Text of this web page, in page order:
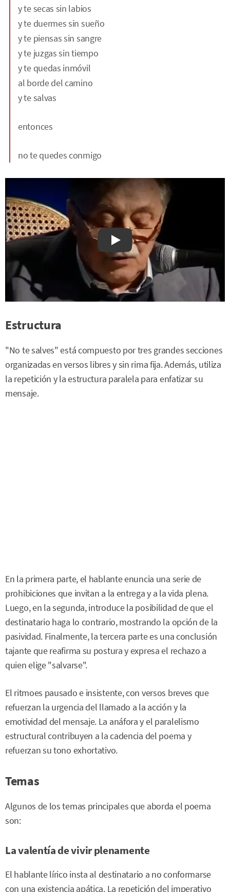
y te secas sin labios
y te duermes sin sueño
y te piensas sin sangre
y te juzgas sin tiempo
y te quedas inmóvil
al borde del camino
y te salvas
entonces
no te quedes conmigo
Watch on YouTube
Estructura
"No te salves" está compuesto por tres grandes secciones
organizadas en versos libres y sin rima fija. Además, utiliza
la repetición y la estructura paralela para enfatizar su
mensaje.
En la primera parte, el hablante enuncia una serie de
prohibiciones que invitan a la entrega y a la vida plena.
Luego, en la segunda, introduce la posibilidad de que el
destinatario haga lo contrario, mostrando la opción de la
pasividad. Finalmente, la tercera parte es una conclusión
tajante que reafirma su postura y expresa el rechazo a
quien elige "salvarse".
El ritmoes pausado e insistente, con versos breves que
refuerzan la urgencia del llamado a la acción y la
emotividad del mensaje. La anáfora y el paralelismo
estructural contribuyen a la cadencia del poema y
refuerzan su tono exhortativo.
Temas
Algunos de los temas principales que aborda el poema
son:
La valentía de vivir plenamente
El hablante lírico insta al destinatario a no conformarse
con una existencia apática. La repetición del imperativo